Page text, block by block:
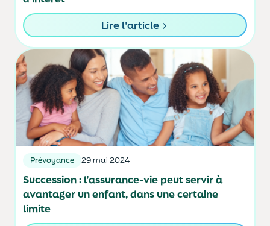
Lire l'article
Prévoyance 29 mai 2024
Succession : l’assurance-vie peut servir à
avantager un enfant, dans une certaine
limite